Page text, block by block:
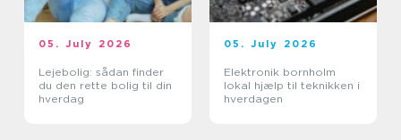
05. July 2026
Lejebolig: sådan finder
du den rette bolig til din
hverdag
05. July 2026
Elektronik bornholm
lokal hjælp til teknikken i
hverdagen